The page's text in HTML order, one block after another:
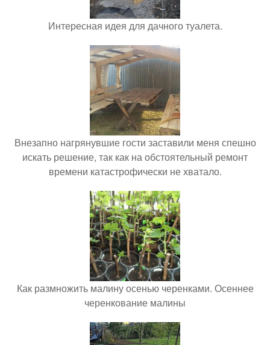
Интересная идея для дачного туалета.
Внезапно нагрянувшие гости заставили меня спешно
искать решение, так как на обстоятельный ремонт
времени катастрофически не хватало.
Как размножить малину осенью черенками. Осеннее
черенкование малины